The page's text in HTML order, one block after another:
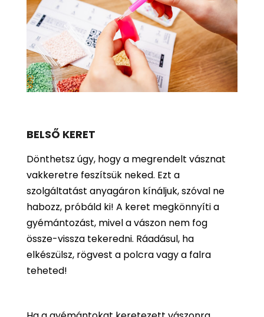
BELSŐ KERET
Dönthetsz úgy, hogy a megrendelt vásznat
vakkeretre feszítsük neked. Ezt a
szolgáltatást anyagáron kínáljuk, szóval ne
habozz, próbáld ki! A keret megkönnyíti a
gyémántozást, mivel a vászon nem fog
össze-vissza tekeredni. Ráadásul, ha
elkészülsz, rögvest a polcra vagy a falra
teheted!